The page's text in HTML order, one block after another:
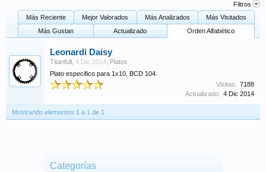
Filtros
Más Reciente
Mejor Valorados Más Analizados
Más Visitados
Más Gustan
Actualizado Orden Alfabético
Leonardi Daisy
Titanfull 4 Dic 2014 Platos
Plato especifico para 1x10, BCD 104.
Visitas: 7188
Actualizado: 4 Dic 2014
Mostrando elementos 1 a 1 de 1
Categorías